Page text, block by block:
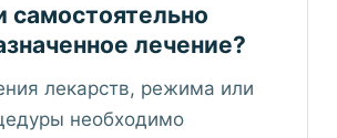
лечение?
лекарств, режима или
необходимо